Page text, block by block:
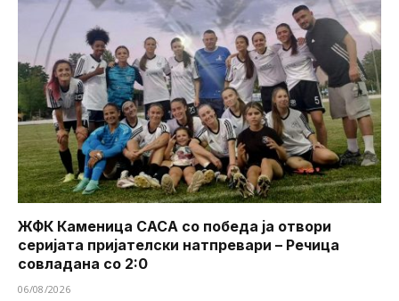
ЖФК Каменица САСА со победа ја отвори
серијата пријателски натпревари – Речица
совладана со 2:0
06/08/2026